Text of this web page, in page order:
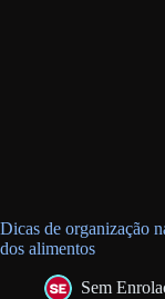
Dicas de organização
dos alimentos
Sem